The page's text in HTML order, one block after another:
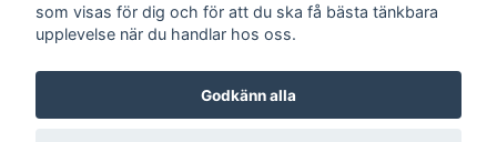
LÄS MER
Kontakt
Köpvillkor
som visas för dig och för att du ska få bästa tänkbara
upplevelse när du handlar hos oss.
Godkänn alla